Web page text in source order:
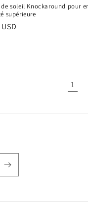
de soleil Knockaround pour
supérieure
1